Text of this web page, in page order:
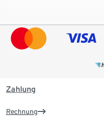
Zahlung
Rechnung